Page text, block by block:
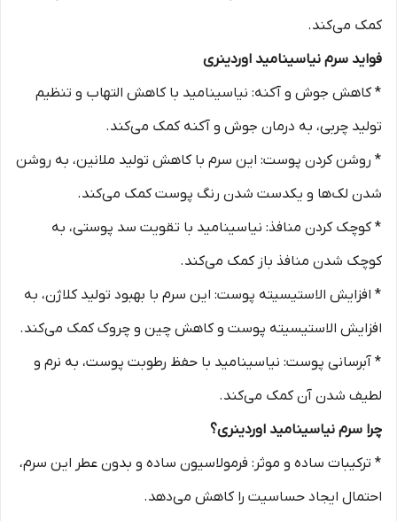
کمک می‌کند.
فواید سرم نیاسینامید اوردینری
* کاهش جوش و آکنه: نیاسینامید با کاهش التهاب و تنظیم
تولید چربی، به درمان جوش و آکنه کمک می‌کند.
* روشن کردن پوست: این سرم با کاهش تولید ملانین، به روشن
شدن لک‌ها و یکدست شدن رنگ پوست کمک می‌کند.
* کوچک کردن منافذ: نیاسینامید با تقویت سد پوستی، به
کوچک شدن منافذ باز کمک می‌کند.
* افزایش الاستیسیته پوست: این سرم با بهبود تولید کلاژن، به
افزایش الاستیسیته پوست و کاهش چین و چروک کمک می‌کند.
* آبرسانی پوست: نیاسینامید با حفظ رطوبت پوست، به نرم و
لطیف شدن آن کمک می‌کند.
چرا سرم نیاسینامید اوردینری؟
* ترکیبات ساده و موثر: فرمولاسیون ساده و بدون عطر این سرم،
احتمال ایجاد حساسیت را کاهش می‌دهد.